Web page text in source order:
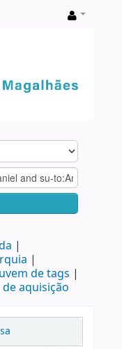
de tags
aquisição